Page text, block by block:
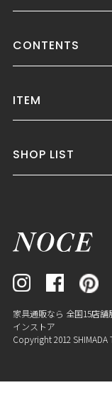
CONTENTS
ITEM
SHOP LIST
家具通販なら 全国15店
インストア
Copyright 2012